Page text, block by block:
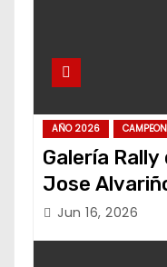
AÑO 2026
Galería
Jose
Jun 16, 2026